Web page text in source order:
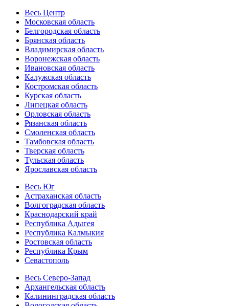
Весь Центр
Московская область
Белгородская область
Брянская область
Владимирская область
Воронежская область
Ивановская область
Калужская область
Костромская область
Курская область
Липецкая область
Орловская область
Рязанская область
Смоленская область
Тамбовская область
Тверская область
Тульская область
Ярославская область
Весь Юг
Астраханская область
Волгоградская область
Краснодарский край
Республика Адыгея
Республика Калмыкия
Ростовская область
Республика Крым
Севастополь
Весь Северо-Запад
Архангельская область
Калининградская область